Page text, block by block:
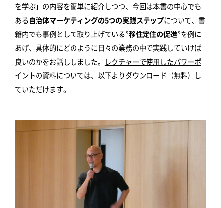
を学ぶ」の内容を簡単に紹介しつつ、今回は本書の中心でも
ある自治体マーケティングの5つの実践ステップについて、書
籍内でも事例として取り上げている”移住定住の促進”を例に
あげ、具体的にどのように日々の業務の中で実践していけば
良いのかをお話ししました。 レクチャーで使用したパワーポ
イントの資料については、以下よりダウンロード（無料）し
ていただけます。